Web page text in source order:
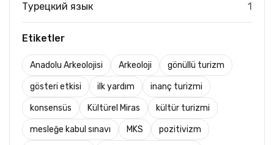
Турецкий язык 1
Etiketler
Anadolu Arkeolojisi Arkeoloji gönüllü turizm
gösteri etkisi ilk yardım inanç turizmi
konsensüs Kültürel Miras kültür turizmi
mesleğe kabul sınavı MKS pozitivizm